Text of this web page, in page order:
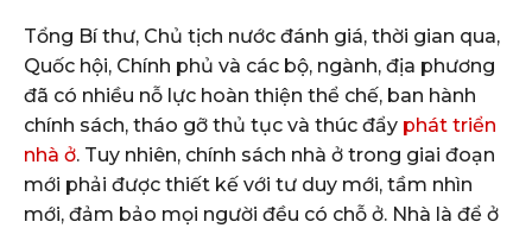
Tổng Bí thư, Chủ tịch nước đánh giá, thời gian qua,
Quốc hội, Chính phủ và các bộ, ngành, địa phương
đã có nhiều nỗ lực hoàn thiện thể chế, ban hành
chính sách, tháo gỡ thủ tục và thúc đẩy phát triển
nhà ở. Tuy nhiên, chính sách nhà ở trong giai đoạn
mới phải được thiết kế với tư duy mới, tầm nhìn
mới, đảm bảo mọi người đều có chỗ ở. Nhà là để ở